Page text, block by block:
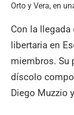
Orto y Vera, en
Con la llegada
libertaria en
miembros. Su
díscolo
Diego Muzzio